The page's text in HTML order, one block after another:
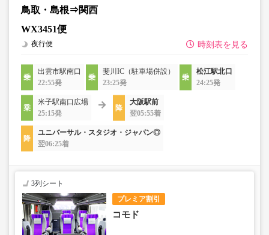
鳥取・島根⇒関西
WX3451便
時刻表を見る
夜行便
出雲市駅南口
22:55発
斐川IC（駐車場併設）
23:25発
松江駅北口
24:25発
米子駅南口広場
25:15発
大阪駅前
翌05:55着
ユニバーサル・スタジオ・ジャパン◎
翌06:25着
プレミア割引
3列シート
コモド